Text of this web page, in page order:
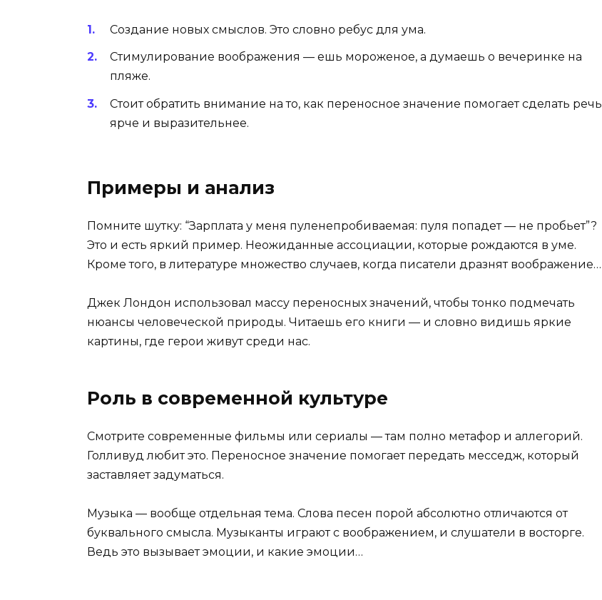
Создание новых смыслов. Это словно ребус для ума.
Стимулирование воображения — ешь мороженое, а думаешь о вечеринке на
пляже.
Стоит обратить внимание на то, как переносное значение помогает сделать речь
ярче и выразительнее.
Примеры и анализ
Помните шутку: “Зарплата у меня пуленепробиваемая: пуля попадет — не пробьет”?
Это и есть яркий пример. Неожиданные ассоциации, которые рождаются в уме.
Кроме того, в литературе множество случаев, когда писатели дразнят воображение…
Джек Лондон использовал массу переносных значений, чтобы тонко подмечать
нюансы человеческой природы. Читаешь его книги — и словно видишь яркие
картины, где герои живут среди нас.
Роль в современной культуре
Смотрите современные фильмы или сериалы — там полно метафор и аллегорий.
Голливуд любит это. Переносное значение помогает передать месседж, который
заставляет задуматься.
Музыка — вообще отдельная тема. Слова песен порой абсолютно отличаются от
буквального смысла. Музыканты играют с воображением, и слушатели в восторге.
Ведь это вызывает эмоции, и какие эмоции…